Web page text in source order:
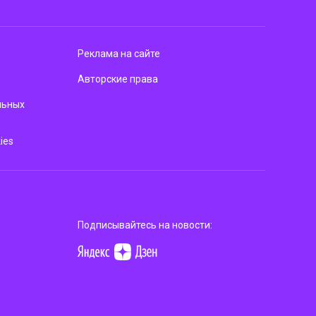
Реклама на сайте
Авторские права
Подписывайтесь на новости: